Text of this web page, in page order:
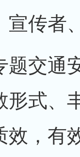
宣传者
交通
形式、
效，有